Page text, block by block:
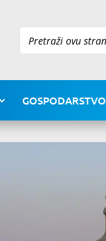
Pretraži
GOSPODARSTVO